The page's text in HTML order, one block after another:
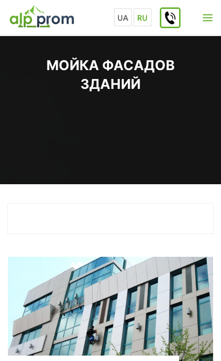
содержимому
UA RU
МОЙКА ФАСАДОВ
ЗДАНИЙ